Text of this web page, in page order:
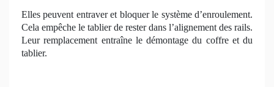
Elles peuvent entraver et bloquer le système d’enroulement.
Cela empêche le tablier de rester dans l’alignement des rails.
Leur remplacement entraîne le démontage du coffre et du
tablier.